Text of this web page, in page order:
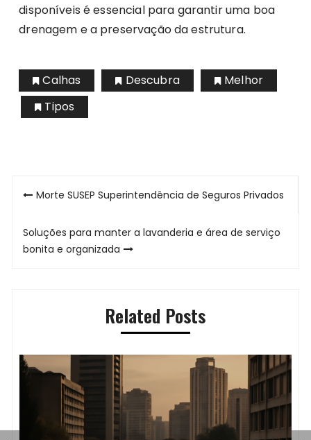
disponíveis é essencial para garantir uma boa
drenagem e a preservação da estrutura.
Calhas Descubra
Melhor
Tipos
Navegação
Post
Morte SUSEP Superintendência de Seguros Privados
Soluções para manter a lavanderia e área de serviço
bonita e organizada
Related Posts